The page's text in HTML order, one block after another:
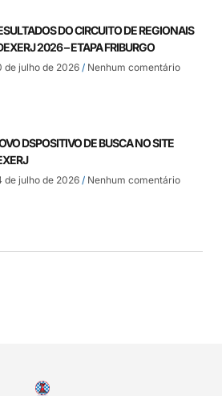
DO CIRCUITO DE REGIONAIS
2026 – ETAPA FRIBURGO
de julho de 2026 Nenhum comentário
DSPOSITIVO DE BUSCA NO SITE
de julho de 2026 Nenhum comentário